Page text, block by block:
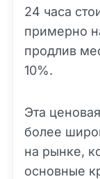
24 часа
примерно
продлив
10%.
Эта
более
на рынке,
основные